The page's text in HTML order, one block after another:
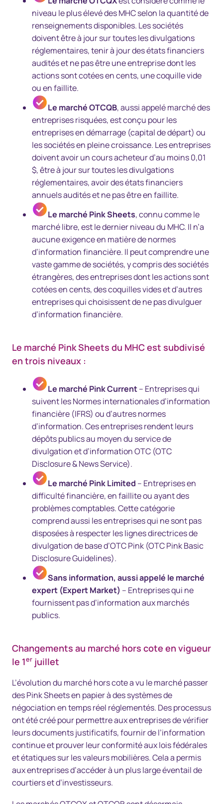
niveau le plus élevé des MHC selon la quantité de
renseignements disponibles. Les sociétés
doivent être à jour sur toutes les divulgations
réglementaires, tenir à jour des états financiers
audités et ne pas être une entreprise dont les
actions sont cotées en cents, une coquille vide
ou en faillite.
Le marché OTCQB, aussi appelé marché des
entreprises risquées, est conçu pour les
entreprises en démarrage (capital de départ) ou
les sociétés en pleine croissance. Les entreprises
doivent avoir un cours acheteur d’au moins 0,01
$, être à jour sur toutes les divulgations
réglementaires, avoir des états financiers
annuels audités et ne pas être en faillite.
Le marché Pink Sheets, connu comme le
marché libre, est le dernier niveau du MHC. Il n’a
aucune exigence en matière de normes
d’information financière. Il peut comprendre une
vaste gamme de sociétés, y compris des sociétés
étrangères, des entreprises dont les actions sont
cotées en cents, des coquilles vides et d’autres
entreprises qui choisissent de ne pas divulguer
d’information financière.
Le marché Pink Sheets du MHC est subdivisé
en trois niveaux :
Le marché Pink Current– Entreprises qui
suivent les Normes internationales d’information
financière (IFRS) ou d’autres normes
d’information. Ces entreprises rendent leurs
dépôts publics au moyen du service de
divulgation et d’information OTC (OTC
Disclosure & News Service).
Le marché Pink Limited – Entreprises en
difficulté financière, en faillite ou ayant des
problèmes comptables. Cette catégorie
comprend aussi les entreprises qui ne sont pas
disposées à respecter les lignes directrices de
divulgation de base d’OTC Pink (OTC Pink Basic
Disclosure Guidelines).
Sans information, aussi appelé le marché
expert (Expert Market) – Entreprises qui ne
fournissent pas d’information aux marchés
publics.
Changements au marché hors cote en vigueur
le 1er juillet
L’évolution du marché hors cote a vu le marché passer
des Pink Sheets en papier à des systèmes de
négociation en temps réel réglementés. Des processus
ont été créé pour permettre aux entreprises de vérifier
leurs documents justificatifs, fournir de l’information
continue et prouver leur conformité aux lois fédérales
et étatiques sur les valeurs mobilières. Cela a permis
aux entreprises d’accéder à un plus large éventail de
courtiers et d’investisseurs.